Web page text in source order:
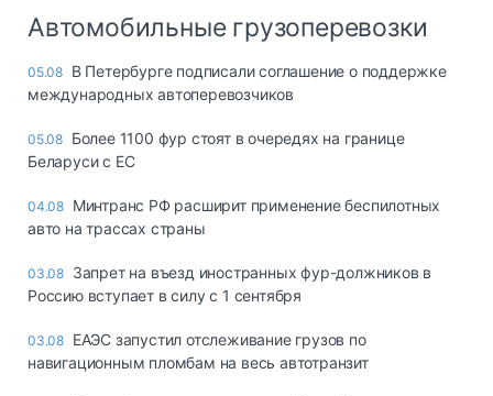
Автомобильные грузоперевозки
05.08 В Петербурге подписали соглашение о поддержке
международных автоперевозчиков
05.08 Более 1100 фур стоят в очередях на границе
Беларуси с ЕС
04.08 Минтранс РФ расширит применение беспилотных
авто на трассах страны
03.08 Запрет на въезд иностранных фур-должников в
Россию вступает в силу с 1 сентября
03.08 ЕАЭС запустил отслеживание грузов по
навигационным пломбам на весь автотранзит